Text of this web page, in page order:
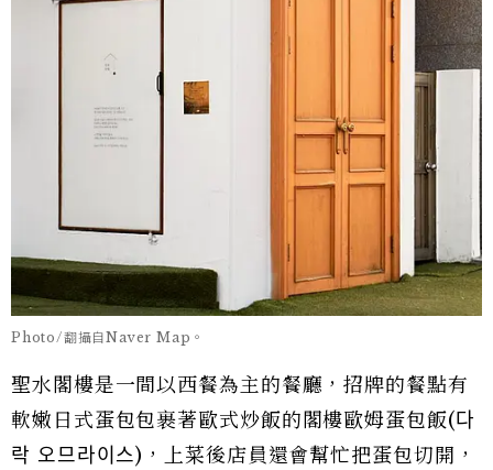
Photo/翻攝自Naver Map。
聖水閣樓是一間以西餐為主的餐廳，招牌的餐點有
軟嫩日式蛋包包裹著歐式炒飯的閣樓歐姆蛋包飯(다
락 오므라이스)，上菜後店員還會幫忙把蛋包切開，